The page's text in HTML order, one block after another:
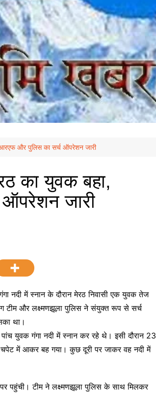
और पुलिस का सर्च ऑपरेशन जारी
का युवक बहा,
जारी
नदी में स्नान के दौरान मेरठ निवासी एक युवक तेज
टीम और लक्ष्मणझूला पुलिस ने संयुक्त रूप से सर्च
था।
युवक गंगा नदी में स्नान कर रहे थे। इसी दौरान 23
चपेट में आकर बह गया। कुछ दूरी पर जाकर वह नदी में
पहुंची। टीम ने लक्ष्मणझूला पुलिस के साथ मिलकर